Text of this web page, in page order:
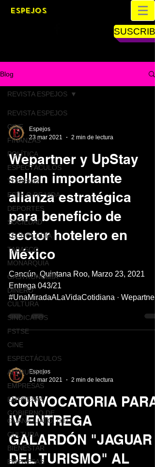
ESPEJOS
Blog
REVISTA ESPEJOS
CINE
FINANZAS
POLÍTICA
ESPECTÁCULOS
TURISMO
ESTILO DE VIDA
DEPORTES
SOCIEDAD
TECNOLOGÍA
TABASCO
MONARQUÍA
GASTRONOMÍA
DINERO
CULTURA
SINDICATOS
FSTSE
CINE
ESPECTÁCULOS
ALTRUISMO
EMPRESAS
EMPRESAS
GOBIERNO DE
GUANAJUATO, GTO
CULTURA
BIENESTAR
EMPRESAS
REVISTA ESPEJOS
Espejos
23 mar 2021
2 min de lectura
Wepartner y UpStay
sellan importante
alianza estratégica
para beneficio de
sector hotelero en
México
Cancún, Quintana Roo, Marzo 23, 2021
Entrega 043/21
#UnaMiradaALaVidaCotidiana · Wepartner
presenta en México UpStay, la novedosa...
Espejos
14 mar 2021
2 min de lectura
CONVOCATORIA PARA
IV ENTREGA
GALARDÓN "JAGUAR
DEL TURISMO" AL